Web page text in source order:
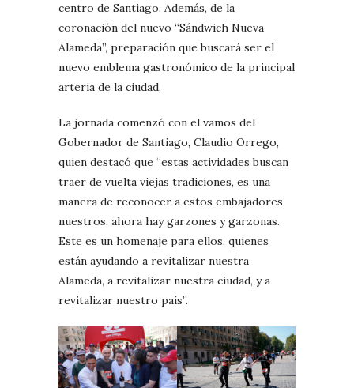
centro de Santiago. Además, de la
coronación del nuevo “Sándwich Nueva
Alameda”, preparación que buscará ser el
nuevo emblema gastronómico de la principal
arteria de la ciudad.
La jornada comenzó con el vamos del
Gobernador de Santiago, Claudio Orrego,
quien destacó que “estas actividades buscan
traer de vuelta viejas tradiciones, es una
manera de reconocer a estos embajadores
nuestros, ahora hay garzones y garzonas.
Este es un homenaje para ellos, quienes
están ayudando a revitalizar nuestra
Alameda, a revitalizar nuestra ciudad, y a
revitalizar nuestro país”.